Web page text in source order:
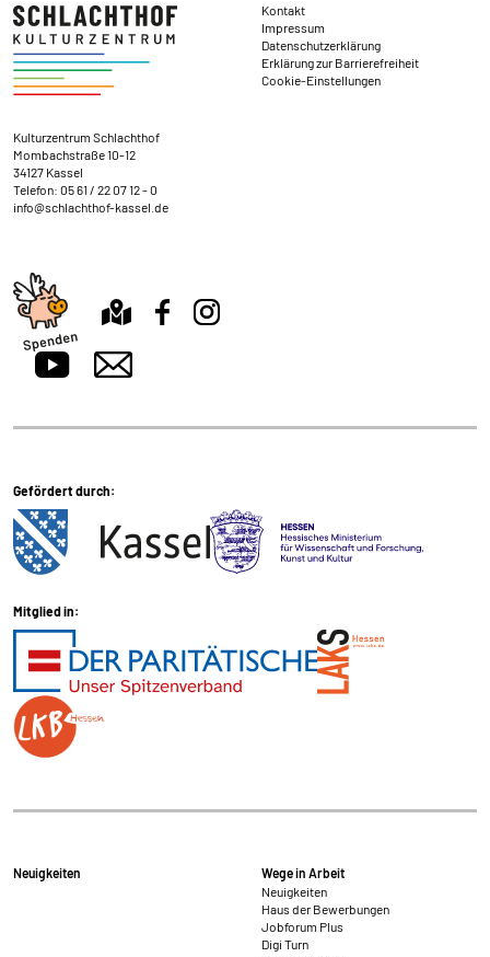
Kontakt und Anschrift
Kulturzentrum Schlachthof
Mombachstraße 10-12
34127 Kassel
Telefon: 05 61 / 22 07 12 - 0
info@schlachthof-kassel.de
Rechtliches
Kontakt
Impressum
Datenschutzerklärung
Erklärung zur Barrierefreiheit
Cookie-Einstellungen
Gefördert durch:
Mitglied in:
Neuigkeiten
Wege in Arbeit
Neuigkeiten
Haus der Bewerbungen
Jobforum Plus
Digi Turn